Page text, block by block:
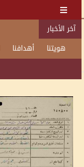
آخر الأخبار
هويتنا
أهدافنا